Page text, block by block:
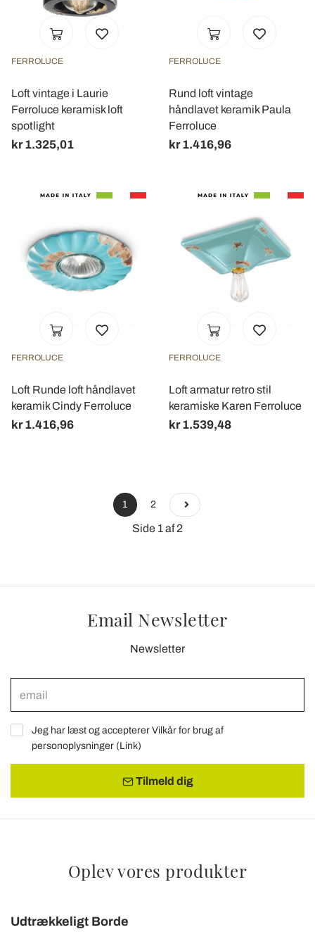
FERROLUCE
Loft vintage i Laurie
Ferroluce keramisk loft
spotlight
kr 1.325,01
FERROLUCE
Rund loft vintage
håndlavet keramik Paula
Ferroluce
kr 1.416,96
FERROLUCE
Loft Runde loft håndlavet
keramik Cindy Ferroluce
kr 1.416,96
FERROLUCE
Loft armatur retro stil
keramiske Karen Ferroluce
kr 1.539,48
1 2
Side 1 af 2
Email Newsletter
Newsletter
Jeg har læst og accepterer Vilkår for brug af
personoplysninger (Link)
Tilmeld dig
Oplev vores produkter
Udtrækkeligt Borde